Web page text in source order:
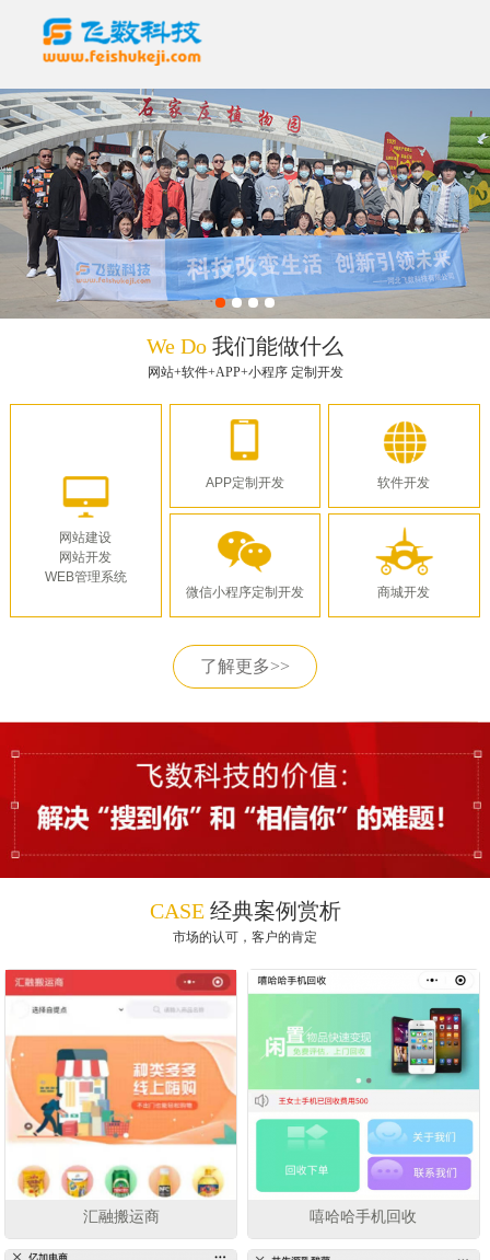
We Do 我们能做什么
网站+软件+APP+小程序 定制开发
网站建设
网站开发
WEB管理系统
APP定制开发
微信小程序定制开发
软件开发
商城开发
了解更多>>
CASE经典案例赏析
市场的认可，客户的肯定
汇融搬运商 嘻哈哈手机回收